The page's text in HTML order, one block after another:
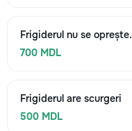
Frigiderul nu se oprește.
700 MDL
Frigiderul are scurgeri
500 MDL